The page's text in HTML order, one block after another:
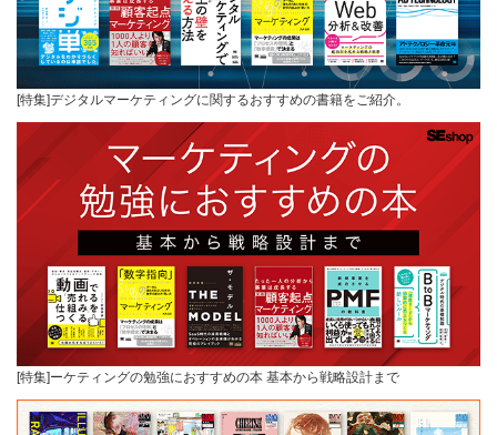
[特集]デジタルマーケティングに関するおすすめの書籍をご紹介。
[特集]ーケティングの勉強におすすめの本 基本から戦略設計まで